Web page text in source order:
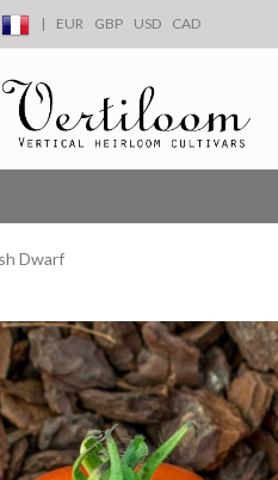
| EUR GBP USD CAD
Dwarf